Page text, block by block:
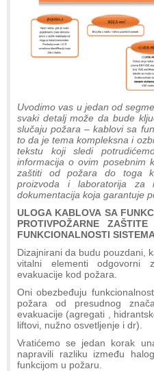
Uvodimo vas u jedan od
svaki detalj može da bude
slučaju požara – kablovi sa
to da je tema kompleksna i
tekstu koji sledi
informacija o ovim posebnim
zaštiti od požara do toga
proizvoda i laboratorija za
dokumentacija koja garantuje
ULOGA KABLOVA SA
PROTIVPOŽARNE
FUNKCIONALNOSTI
Dizajnirani da budu pouzdani,
vitalni elementi odgovorni
evakuacije kod požara.
Oni obezbeđuju
požara od presudnog
evakuacije (agregati ,
liftovi, nužno osvetljenje i dr).
Vratićemo se jedan korak
napravili razliku između
funkcijom u požaru.